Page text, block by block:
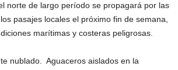
norte de largo período se propagará por las
pasajes locales el próximo fin de semana,
marítimas y costeras peligrosas.
nublado. Aguaceros aislados en la